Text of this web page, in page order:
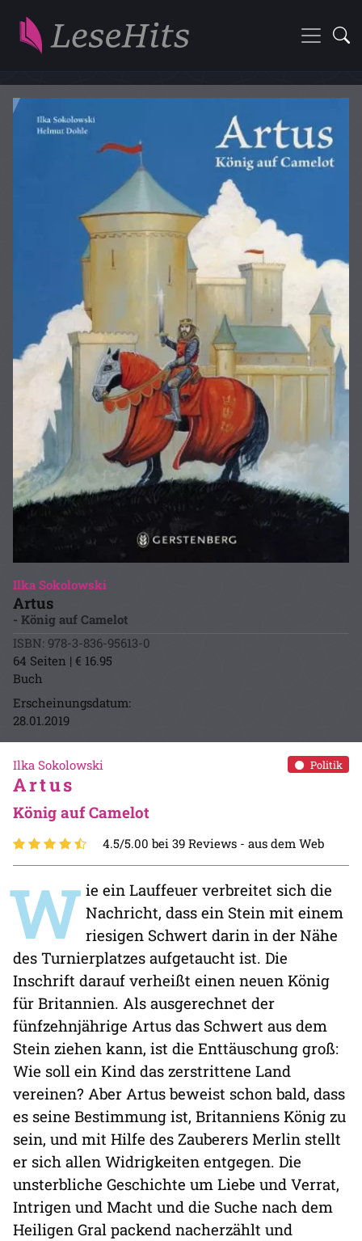
Ilka Sokolowski
Artus
- König auf Camelot
ISBN: 978-3-836-95613-0
64 Seiten | € 16.95
Buch
Erscheinungsdatum:
28.01.2019
Politik
Ilka Sokolowski
Artus
König auf Camelot
4.5/5.00 bei 39 Reviews - aus dem Web
W ie ein Lauffeuer verbreitet sich die
Nachricht, dass ein Stein mit einem
riesigen Schwert darin in der Nähe
des Turnierplatzes aufgetaucht ist. Die
Inschrift darauf verheißt einen neuen König
für Britannien. Als ausgerechnet der
fünfzehnjährige Artus das Schwert aus dem
Stein ziehen kann, ist die Enttäuschung groß:
Wie soll ein Kind das zerstrittene Land
vereinen? Aber Artus beweist schon bald, dass
es seine Bestimmung ist, Britanniens König zu
sein, und mit Hilfe des Zauberers Merlin stellt
er sich allen Widrigkeiten entgegen. Die
unsterbliche Geschichte um Liebe und Verrat,
Intrigen und Macht und die Suche nach dem
Heiligen Gral packend nacherzählt und